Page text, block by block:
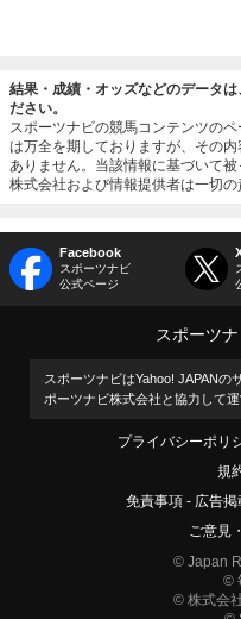
結果・成績・オッズなどのデータは
ださい。
スポーツナビの競馬コンテンツの
は万全を期しておりますが、その
ありません。当該情報に基づいて
株式会社および情報提供者は一切の
Facebook
スポーツナビ
公式ページ
スポーツ
スポーツナビはYahoo! JAPANの
ポーツナビ株式会社と協力して運
プライバシーポリ
規
免責事項
広告掲
ご意見
© Japan
©
© 株式会